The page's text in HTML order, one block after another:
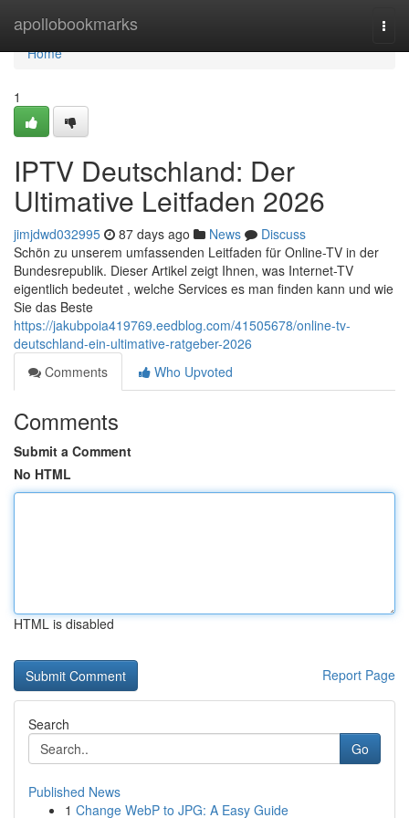
apollobookmarks
Home
Home
1
IPTV Deutschland: Der
Ultimative Leitfaden 2026
jimjdwd032995 87 days ago News
Discuss
Schön zu unserem umfassenden Leitfaden für Online-TV in der
Bundesrepublik. Dieser Artikel zeigt Ihnen, was Internet-TV
eigentlich bedeutet , welche Services es man finden kann und wie
Sie das Beste
https://jakubpoia419769.eedblog.com/41505678/online-tv-
deutschland-ein-ultimative-ratgeber-2026
Comments
Who Upvoted
Comments
Submit a Comment
No HTML
HTML is disabled
Report Page
Search
Go
Published News
1 Change WebP to JPG: A Easy Guide